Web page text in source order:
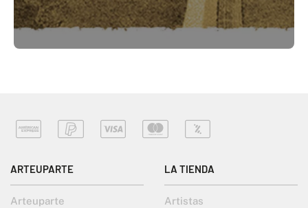
ARTEUPARTE
Arteuparte
LA TIENDA
Artistas